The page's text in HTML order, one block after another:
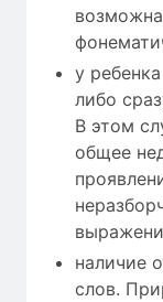
у
либо
В этом
общее
наличие
слов.